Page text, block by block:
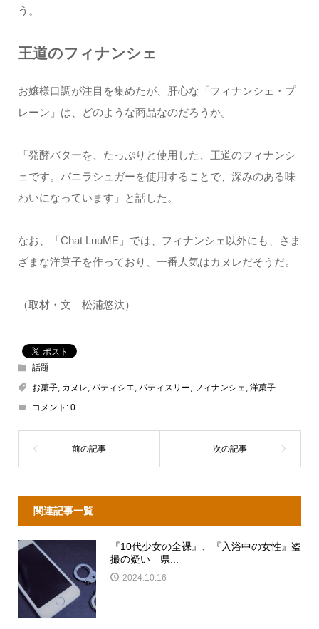
う。
王道のフィナンシェ
お嬢様口調が注目を集めたが、肝心な「フィナンシェ・プ
レーン」は、どのような商品なのだろうか。
「発酵バターを、たっぷりと使用した、王道のフィナンシ
ェです。バニラシュガーを使用することで、深みのある味
わいになっています」と話した。
なお、「Chat LuuME」では、フィナンシェ以外にも、さま
ざまな洋菓子を作っており、一番人気はカヌレだそうだ。
（取材・文 松浦悠汰）
話題
お菓子, カヌレ, パティシエ, パティスリー, フィナンシェ, 洋菓子
コメント: 0
関連記事一覧
『10代少女の全裸』、『入浴中の女性』盗
撮の疑い 県...
2024.10.16